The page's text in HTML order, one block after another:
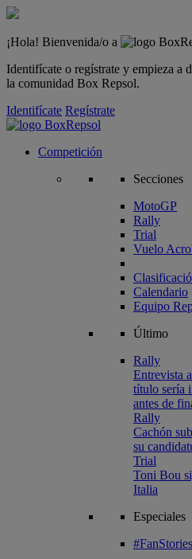
¡Hola! Bienvenida/o a
Identifícate o regístrate y empieza a
la comunidad Box Repsol.
Identifícate Regístrate
Competición
Secciones
MotoGP
Rally
Trial
Vuelo
Calendario
Equipo
Último
Rally
Entrevista
título sería
antes de
Rally
Cachón
su
Trial
Toni Bou
Italia
Especiales